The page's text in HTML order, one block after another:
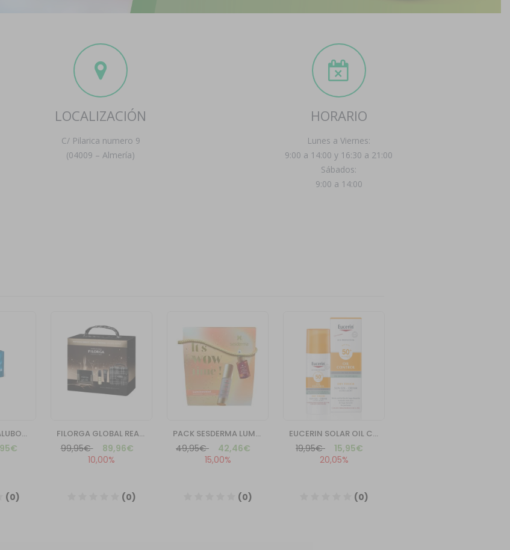
LOCALIZACIÓN
C/ Pilarica numero 9
(04009 – Almería)
HORARIO
Lunes a Viernes:
9:00 a 14:00 y 16:30 a 21:00
Sábados:
9:00 a 14:00